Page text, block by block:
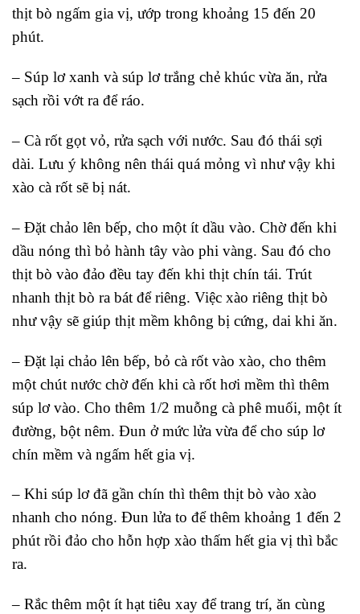
thịt bò ngấm gia vị, ướp trong khoảng 15 đến 20
phút.
– Súp lơ xanh và súp lơ trắng chẻ khúc vừa ăn, rửa
sạch rồi vớt ra để ráo.
– Cà rốt gọt vỏ, rửa sạch với nước. Sau đó thái sợi
dài. Lưu ý không nên thái quá mỏng vì như vậy khi
xào cà rốt sẽ bị nát.
– Đặt chảo lên bếp, cho một ít dầu vào. Chờ đến khi
dầu nóng thì bỏ hành tây vào phi vàng. Sau đó cho
thịt bò vào đảo đều tay đến khi thịt chín tái. Trút
nhanh thịt bò ra bát để riêng. Việc xào riêng thịt bò
như vậy sẽ giúp thịt mềm không bị cứng, dai khi ăn.
– Đặt lại chảo lên bếp, bỏ cà rốt vào xào, cho thêm
một chút nước chờ đến khi cà rốt hơi mềm thì thêm
súp lơ vào. Cho thêm 1/2 muỗng cà phê muối, một ít
đường, bột nêm. Đun ở mức lửa vừa để cho súp lơ
chín mềm và ngấm hết gia vị.
– Khi súp lơ đã gần chín thì thêm thịt bò vào xào
nhanh cho nóng. Đun lửa to để thêm khoảng 1 đến 2
phút rồi đảo cho hỗn hợp xào thấm hết gia vị thì bắc
ra.
– Rắc thêm một ít hạt tiêu xay để trang trí, ăn cùng